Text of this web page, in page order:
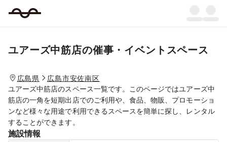
ユアーズ中筋店の催事・イベントスペース
広島県
広島市安佐南区
ユアーズ中筋店のスペース一覧です。このページではユアーズ中
筋店の一角を短期出店でのご利用や、食品、物販、プロモーショ
ンなど様々な用途で利用できるスペースを簡単に探し、レンタル
することができます。
施設情報